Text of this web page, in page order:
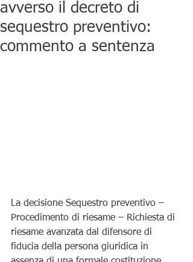
avverso il decreto di
sequestro preventivo:
commento a sentenza
La decisione Sequestro preventivo –
Procedimento di riesame – Richiesta di
riesame avanzata dal difensore di
fiducia della persona giuridica in